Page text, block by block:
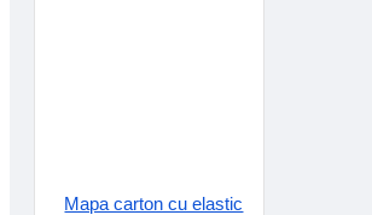
Mapa carton cu elastic